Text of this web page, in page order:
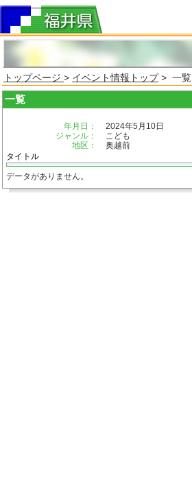
トップページ > イベント情報トップ> 一覧
一覧
年月日：
2024年5月10日
ジャンル：
こども
地区：
奥越前
タイトル
データがありません。